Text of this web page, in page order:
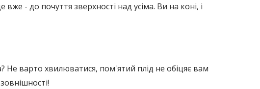
вже - до почуття зверхності над усіма. Ви на коні, і
Не варто хвилюватися, пом'ятий плід не обіцяє вам